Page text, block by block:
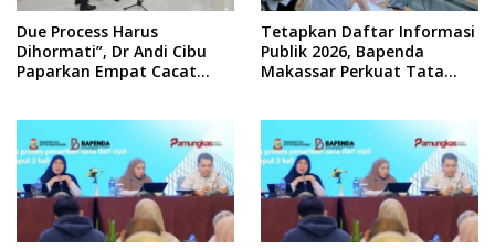
Due Process Harus
Dihormati”, Dr Andi Cibu
Paparkan Empat Cacat
Tetapkan Daftar Informasi
Publik 2026, Bapenda
Makassar Perkuat Tata